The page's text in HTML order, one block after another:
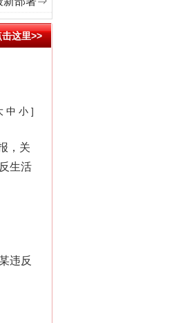
这里>>
中 小 ]
，关
生活
违反